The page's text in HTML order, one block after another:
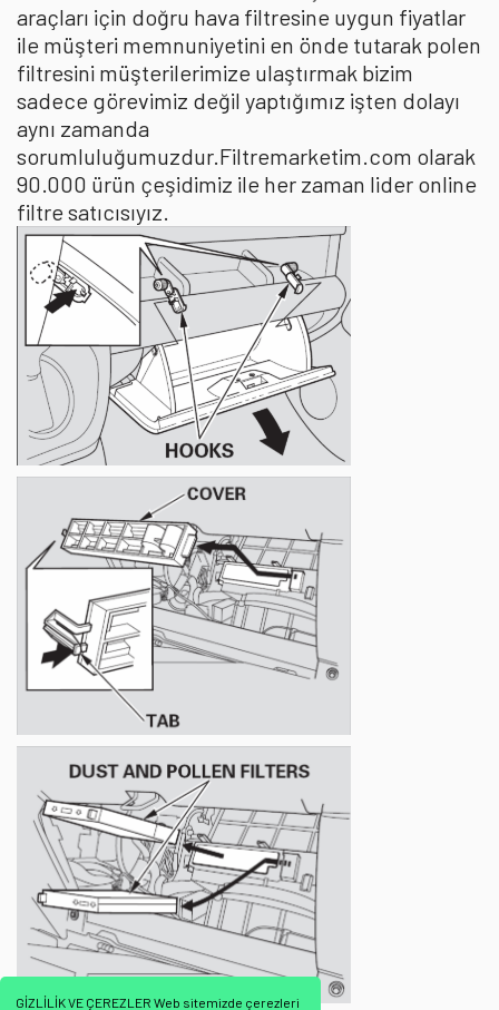
GİZLİLİK VE ÇEREZLER Web sitemizde çerezleri
araçları için doğru hava filtresine uygun fiyatlar
ile müşteri memnuniyetini en önde tutarak polen
filtresini müşterilerimize ulaştırmak bizim
sadece görevimiz değil yaptığımız işten dolayı
aynı zamanda
sorumluluğumuzdur.Filtremarketim.com olarak
90.000 ürün çeşidimiz ile her zaman lider online
filtre satıcısıyız.